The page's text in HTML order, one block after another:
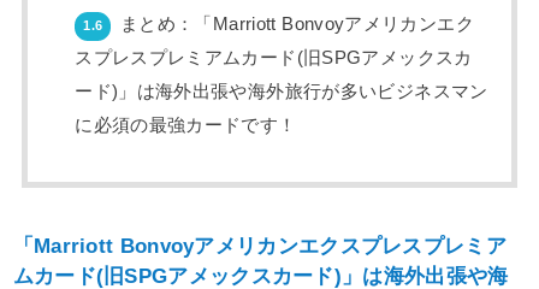
1.6
まとめ：「Marriott Bonvoyアメリカンエク
スプレスプレミアムカード(旧SPGアメックスカ
ード)」は海外出張や海外旅行が多いビジネスマン
に必須の最強カードです！
「Marriott Bonvoyアメリカンエクスプレスプレミア
ムカード(旧SPGアメックスカード)」は海外出張や海